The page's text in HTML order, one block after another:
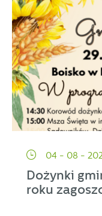
04 - 08 -
Dożynki
roku